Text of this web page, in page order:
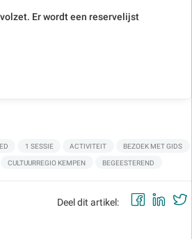
Er wordt een reservelijst
1 SESSIE ACTIVITEIT BEZOEK MET GIDS
CULTUURREGIO KEMPEN BEGEESTEREND
Deel dit artikel: